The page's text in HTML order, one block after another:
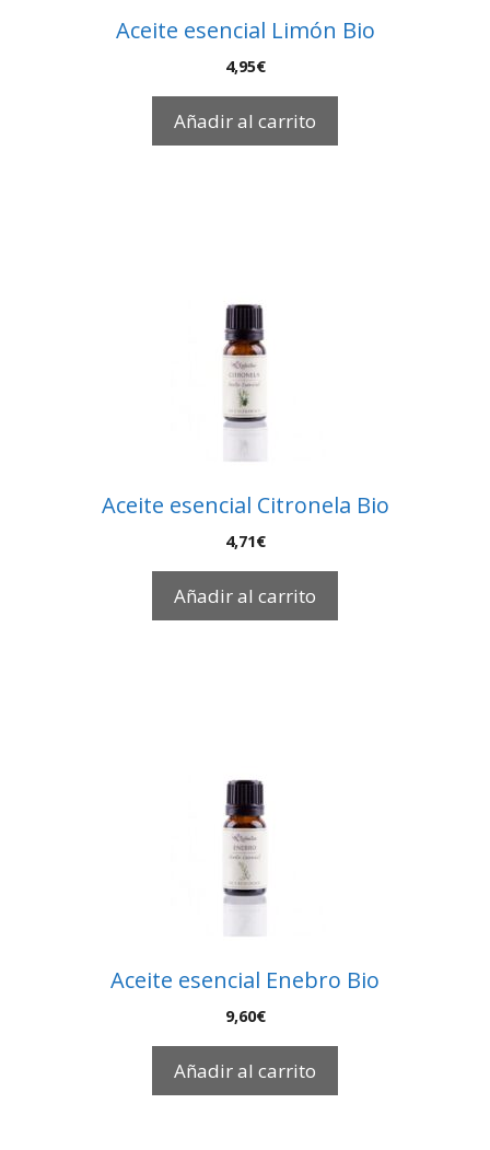
Aceite esencial Limón Bio
4,95€
Añadir al carrito
Aceite esencial Citronela Bio
4,71€
Añadir al carrito
Aceite esencial Enebro Bio
9,60€
Añadir al carrito